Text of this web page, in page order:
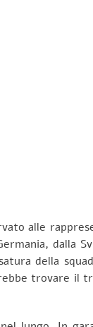
alle
dalla
della
trovare il